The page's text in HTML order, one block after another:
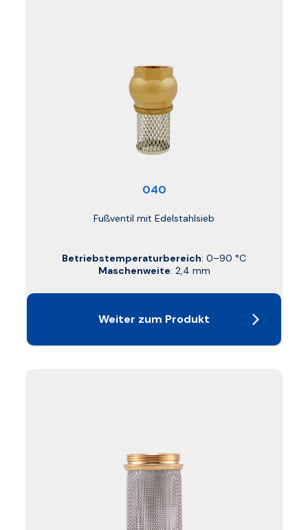
040
Fußventil mit Edelstahlsieb
Betriebstemperaturbereich: 0–90 °C
Maschenweite: 2,4 mm
Weiter zum Produkt